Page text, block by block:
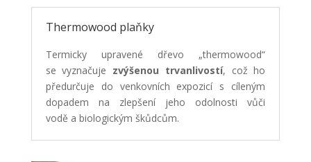
Thermowood plaňky
Termicky upravené dřevo „thermowood“
se vyznačuje zvýšenou trvanlivostí, což ho
předurčuje do venkovních expozicí s cíleným
dopadem na zlepšení jeho odolnosti vůči
vodě a biologickým škůdcům.